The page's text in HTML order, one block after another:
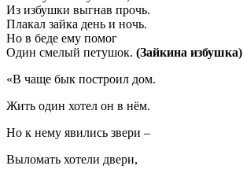
Из избушки выгнав прочь.
Плакал зайка день и ночь.
Но в беде ему помог
Один смелый петушок. (Зайкина избушка)
«В чаще бык построил дом.
Жить один хотел он в нём.
Но к нему явились звери –
Выломать хотели двери,